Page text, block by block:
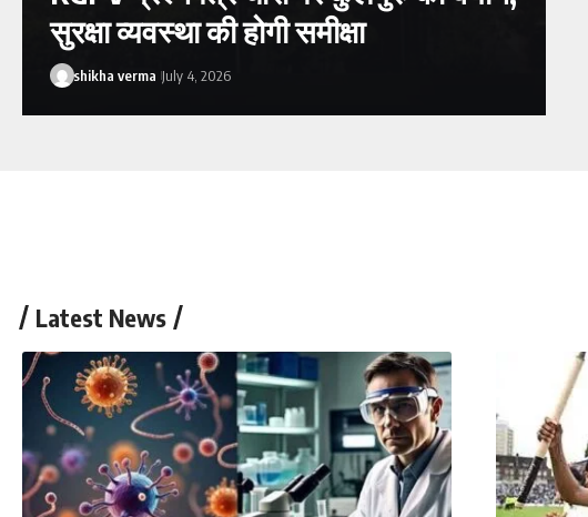
सुरक्षा व्यवस्था की होगी समीक्षा
shikha verma July 4, 2026
Latest News